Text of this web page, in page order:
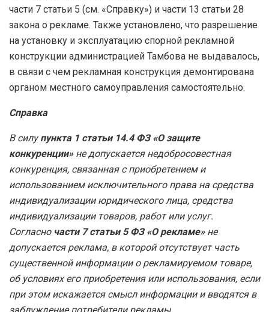
части 7 статьи 5 (см. «Справку») и части 13 статьи 28
закона о рекламе. Также установлено, что разрешение
на установку и эксплуатацию спорной рекламной
конструкции администрацией Тамбова не выдавалось,
в связи с чем рекламная конструкция демонтирована
органом местного самоуправления самостоятельно.
Справка
В силупункта 1 статьи 14.4 ФЗ «О защите
конкуренции»не допускается недобросовестная
конкуренция, связанная с приобретением и
использованием исключительного права на средства
индивидуализации юридического лица, средства
индивидуализации товаров, работ или услуг.
Согласно части 7 статьи 5 ФЗ «О рекламе»не
допускается реклама, в которой отсутствует часть
существенной информации о рекламируемом товаре,
об условиях его приобретения или использования, если
при этом искажается смысл информации и вводятся в